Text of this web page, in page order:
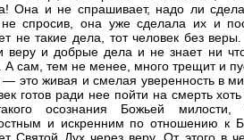
Она и не спрашивает, надо ли
спросив, она уже сделала их и
не такие дела, тот человек без
веру и добрые дела и не знает ни
А сам, тем не менее, много трещит и
это живая и смелая уверенность в
готов ради нее пойти на смерть
осознания Божьей милости,
и искренним по отношению к